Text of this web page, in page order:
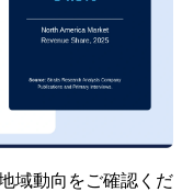
域動向をご確認くだ